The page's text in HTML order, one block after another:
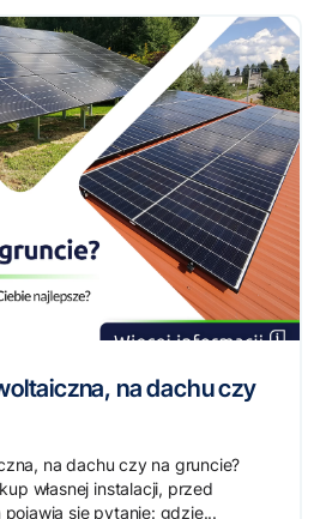
na dachu czy
na dachu czy na gruncie?
własnej instalacji, przed
się pytanie: gdzie...